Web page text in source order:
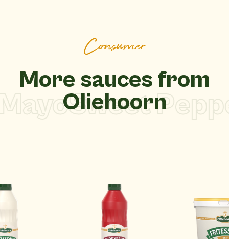
Consumer
More sauces from
Oliehoorn
Sweet